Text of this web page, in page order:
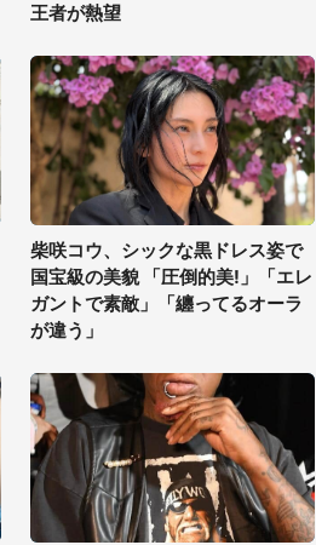
王者が熱望
柴咲コウ、シックな黒ドレス姿で
国宝級の美貌 「圧倒的美!」「エレ
ガントで素敵」「纏ってるオーラ
が違う」